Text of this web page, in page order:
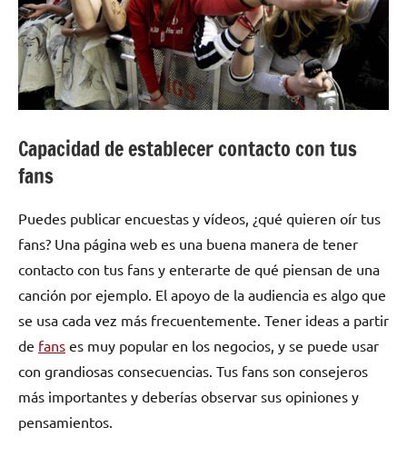
Capacidad de establecer contacto con tus
fans
Puedes publicar encuestas y vídeos, ¿qué quieren oír tus
fans? Una página web es una buena manera de tener
contacto con tus fans y enterarte de qué piensan de una
canción por ejemplo. El apoyo de la audiencia es algo que
se usa cada vez más frecuentemente. Tener ideas a partir
de fans es muy popular en los negocios, y se puede usar
con grandiosas consecuencias. Tus fans son consejeros
más importantes y deberías observar sus opiniones y
pensamientos.